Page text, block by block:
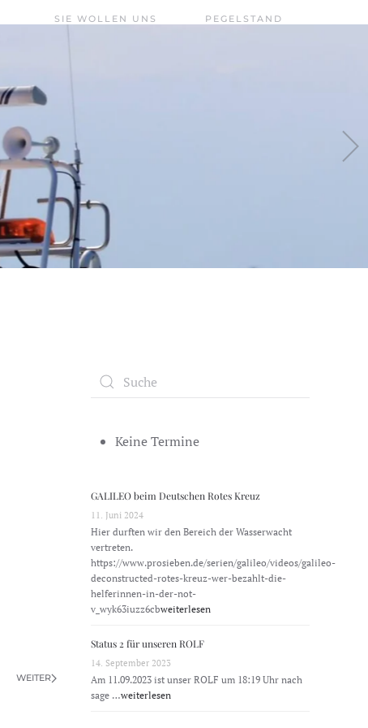
SIE WOLLEN UNS
PEGELSTAND
WEITER
Keine Termine
GALILEO beim Deutschen Rotes Kreuz
11. Juni 2024
Hier durften wir den Bereich der Wasserwacht
vertreten.
https://www.prosieben.de/serien/galileo/videos/galileo-
deconstructed-rotes-kreuz-wer-bezahlt-die-
helferinnen-in-der-not-
v_wyk63iuzz6cbweiterlesen
Status 2 für unseren ROLF
14. September 2023
Am 11.09.2023 ist unser ROLF um 18:19 Uhr nach
sage …weiterlesen